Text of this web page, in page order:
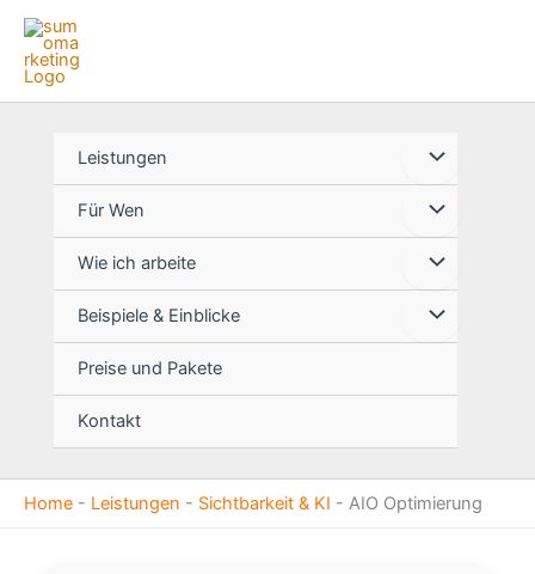
Zum
Inhalt
springen
Leistungen
Für Wen
Wie ich arbeite
Beispiele & Einblicke
Preise und Pakete
Kontakt
Home - Leistungen - Sichtbarkeit & KI - AIO Optimierung